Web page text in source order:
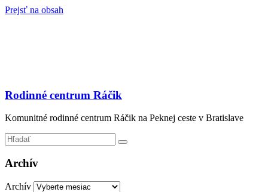
Prejsť na obsah
Rodinné centrum Ráčik
Komunitné rodinné centrum Ráčik na Peknej ceste v Bratislave
Archív
Archív